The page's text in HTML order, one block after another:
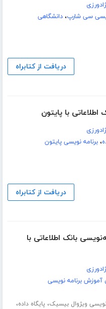
سی شارپ،دانشگاهی
دریافت از کتابراه
با پایتون
،برنامه نویسی پایتون
دریافت از کتابراه
بانک اطلاعاتی با
برنامه نویسی
نویسی ویژوال بیسیک، پایگاه داده،